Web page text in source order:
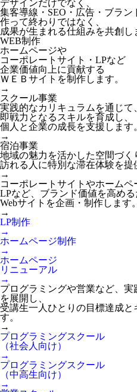
デザインだけでなく、
集客導線・SEO・広告・ブラン
作って終わりではなく、
成果が生まれる仕組みを共創し
WEB制作
ホームページや
コーポレートサイト・LPなど
企業価値向上に貢献する
ＷＥＢサイトを制作します。
→
スクール事業
実践的なカリキュラムを通じて
即戦力となるスキルを育成し、
個人と企業の成長を支援します
→
宿泊事業
地域の魅力を活かした空間づく
訪れる人に特別な滞在体験を提
→
コーポレートサイトやホームペ
LPなど、ブランド価値を高め
Webサイトを企画・制作します。
→
LP制作
→
ホームページ制作
→
ホームページ
リニューアル
→
プログラミングや営業など、
を展開し、
受講生一人ひとりの目標達成
す。
→
プログラミングスクール
（社会人向け）
→
プログラミングスクール
（中高生向け）
→